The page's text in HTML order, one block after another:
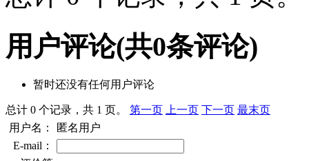
用户评论(共0条评论)
暂时还没有任何用户评论
总计 0 个记录，共 1 页。 第一页 上一页 下一页 最末页
用户名：
匿名用户
E-mail：